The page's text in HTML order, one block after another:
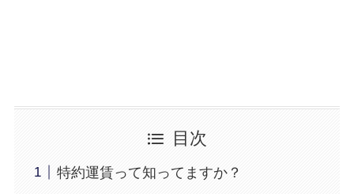
目次
特約運賃って知ってますか？